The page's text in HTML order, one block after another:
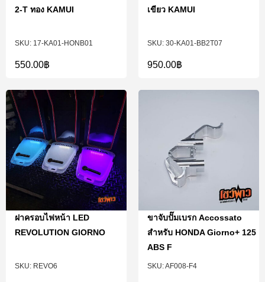
17-KA01-HONB01
2-T ทอง KAMUI
550.00฿
30-KA01-BB2T07
เขียว KAMUI
950.00฿
REVO6
ฝาครอบไฟหน้า LED
REVOLUTION GIORNO
AF008-F4
ขาจับปั๊มเบรก Accossato
สำหรับ HONDA Giorno+ 125
ABS F